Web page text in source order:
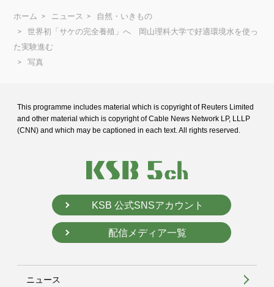
ホーム ニュース
自然・いきもの
世界初「サケの完全養殖」へ 岡山理科大学で好適環境水を使っ
た実験進む
写真
This programme includes material which is copyright of Reuters Limited
and other material which is copyright of Cable News Network LP, LLLP
(CNN) and which may be captioned in each text. All rights reserved.
KSB 公式SNSアカウント
配信メディア一覧
ニュース